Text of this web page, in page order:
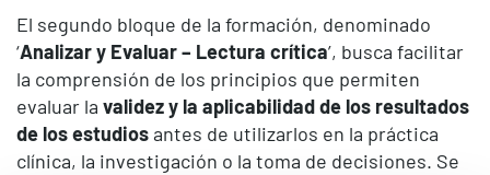
El segundo bloque de la formación, denominado
‘Analizar y Evaluar – Lectura crítica’, busca facilitar
la comprensión de los principios que permiten
evaluar la validez y la aplicabilidad de los resultados
de los estudiosantes de utilizarlos en la práctica
clínica, la investigación o la toma de decisiones. Se